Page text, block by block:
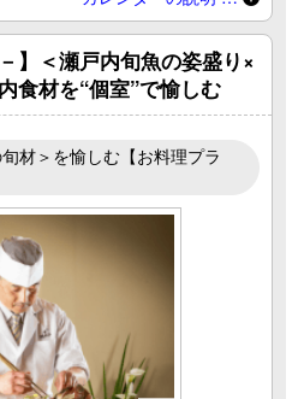
】＜瀬戸内旬魚の姿盛り×
食材を“個室”で愉しむ
材＞を愉しむ【お料理プラ